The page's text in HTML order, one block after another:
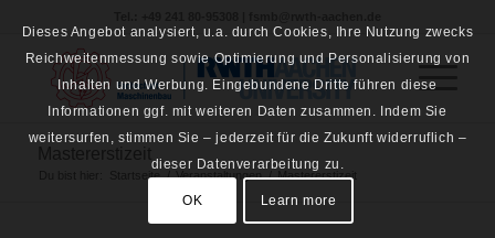
Startseite / Veranstaltungen / Mastererstizeit
Dieses Angebot analysiert, u.a. durch Cookies, Ihre Nutzung zwecks
Reichweitenmessung sowie Optimierung und Personalisierung von
Inhalten und Werbung. Eingebundene Dritte führen diese
Informationen ggf. mit weiteren Daten zusammen. Indem Sie
weitersurfen, stimmen Sie – jederzeit für die Zukunft widerruflich –
dieser Datenverarbeitung zu.
OK Learn more